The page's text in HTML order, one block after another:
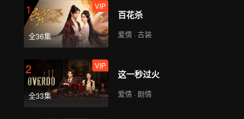
VIP
第3期加更：喆阳李聂暗
戳戳互动好甜蜜
第4期上：女4受伤浩然
飞奔取药，万万吃醋冷
1
全36集
VIP
百花杀
爱情 · 古装
2
全33集
VIP
这一秒过火
爱情 · 剧情